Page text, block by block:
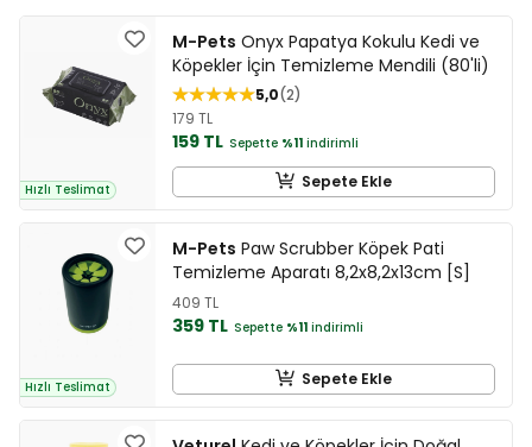
Hızlı Teslimat
M-Pets Onyx Papatya Kokulu Kedi ve
Köpekler İçin Temizleme Mendili (80'li)
5,0 2
179 TL
159 TL Sepette %11 indirimli
Sepete Ekle
Hızlı Teslimat
M-Pets Paw Scrubber Köpek Pati
Temizleme Aparatı 8,2x8,2x13cm [S]
409 TL
359 TL Sepette %11 indirimli
Sepete Ekle